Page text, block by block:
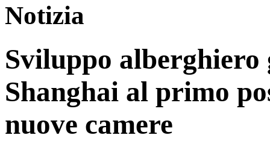
Notizia
Sviluppo alberghiero
Shanghai al primo
nuove camere